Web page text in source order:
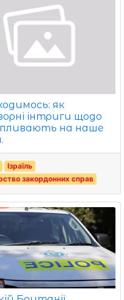
як
інтриги щодо
на наше
Ізраїль
закордонних справ